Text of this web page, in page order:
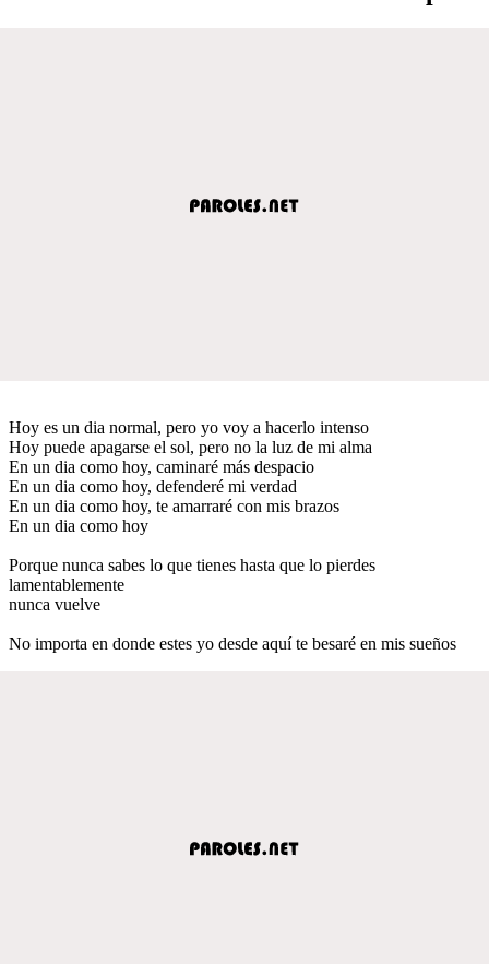
Hoy es un dia normal, pero yo voy a hacerlo intenso
Hoy puede apagarse el sol, pero no la luz de mi alma
En un dia como hoy, caminaré más despacio
En un dia como hoy, defenderé mi verdad
En un dia como hoy, te amarraré con mis brazos
En un dia como hoy
Porque nunca sabes lo que tienes hasta que lo pierdes
lamentablemente
nunca vuelve
No importa en donde estes yo desde aquí te besaré en mis sueños